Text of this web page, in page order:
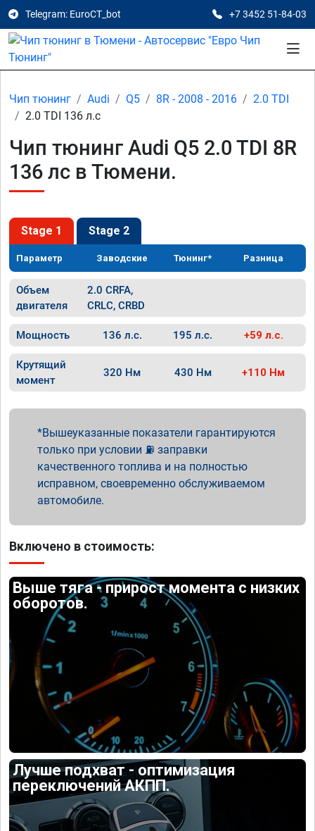
Telegram: EuroCT_bot +7 3452 51-84-03
Чип тюнинг Audi Q5 8R - 2008 - 2016
2.0 TDI
2.0 TDI 136 л.с
Чип тюнинг Audi Q5 2.0 TDI 8R
136 лс в Тюмени.
Stage 1 Stage 2
Параметр Заводские Тюнинг* Разница
Объем
двигателя
2.0 CRFA,
CRLC, CRBD
Мощность 136 л.с. 195 л.с. +59 л.с.
Крутящий
момент
320 Нм 430 Нм +110 Нм
Вышеуказанные показатели гарантируются
только при условии ⛽ заправки
качественного топлива и на полностью
исправном, своевременно обслуживаемом
автомобиле.
Включено в стоимость:
Выше тяга - прирост момента с низких
оборотов.
Лучше подхват - оптимизация
переключений АКПП.